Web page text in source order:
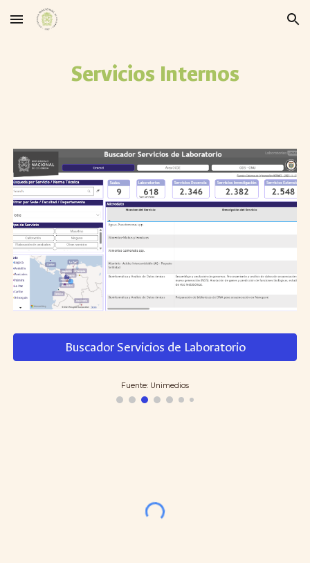
Skip to main content Skip to navigation
Servicios Internos
Buscador Servicios de Laboratorio
Fuente: Unimedios